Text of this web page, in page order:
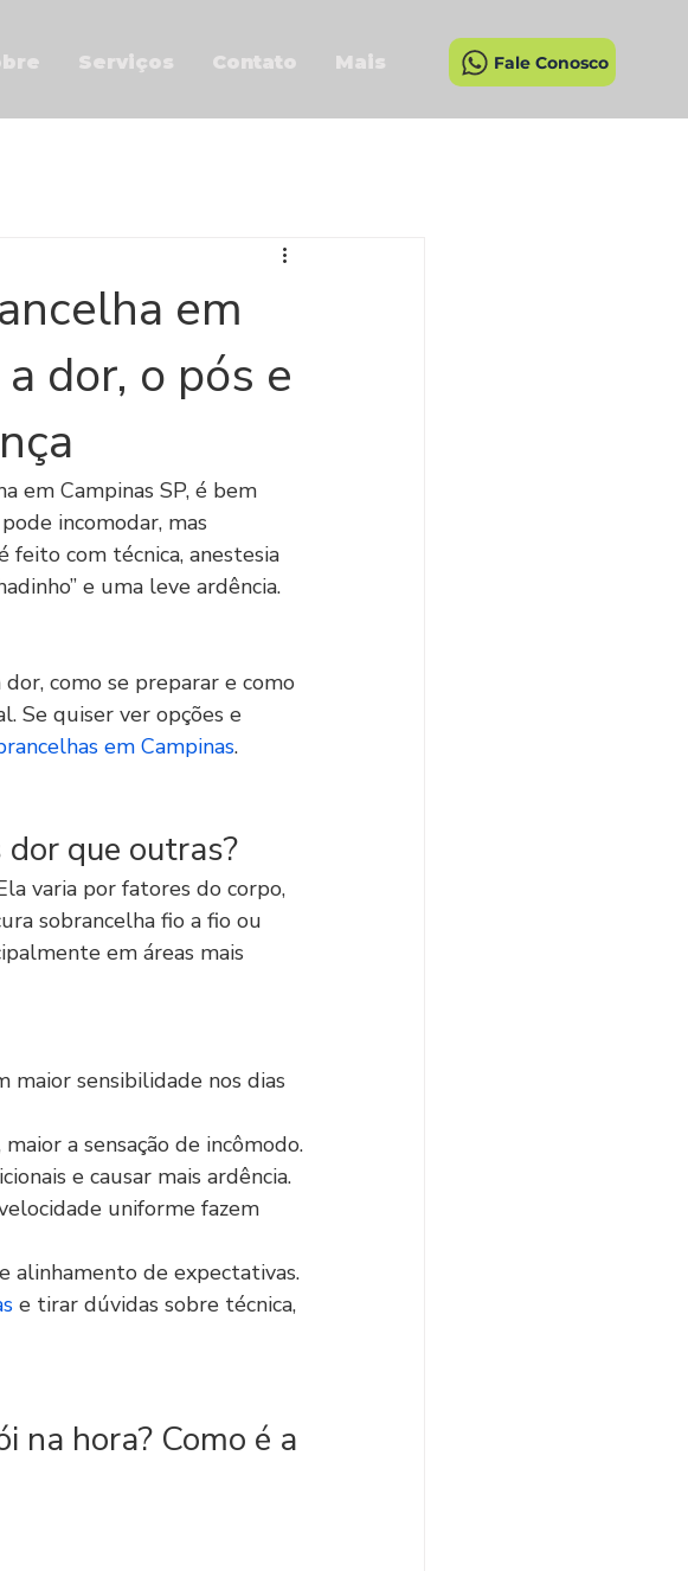
Serviços Contato Mais Fale Conosco
em
dor, o pós e
em Campinas SP, é bem
incomodar, mas
com técnica, anestesia
e uma leve ardência.
como se preparar e como
Se quiser ver opções e
em Campinas.
que outras?
varia por fatores do corpo,
sobrancelha fio a fio ou
em áreas mais
sensibilidade nos dias
a sensação de incômodo.
e causar mais ardência.
uniforme fazem
alinhamento de expectativas.
e tirar dúvidas sobre técnica,
na hora? Como é a